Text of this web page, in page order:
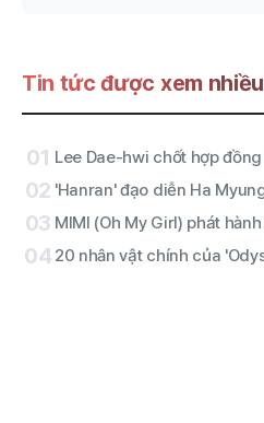
Tin tức được xem nhiều
01
02
03
04